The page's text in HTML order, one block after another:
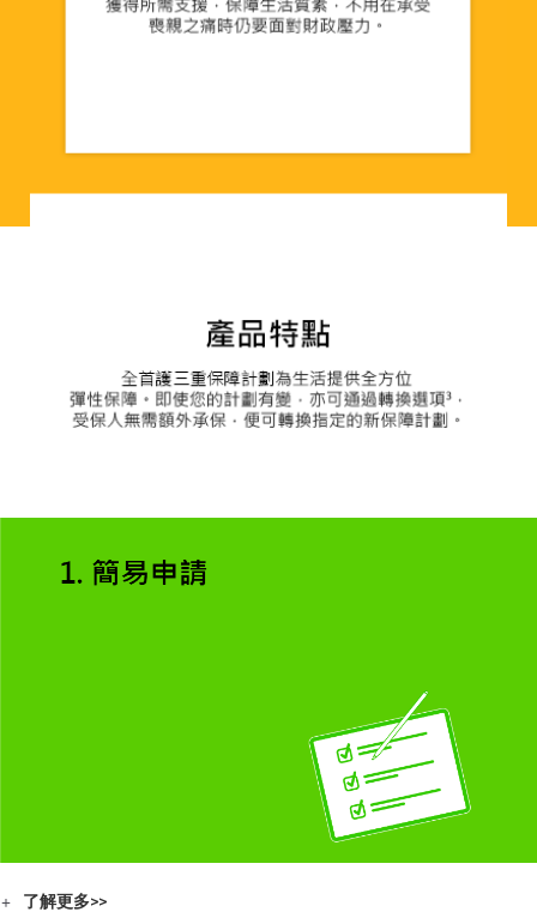
了解更多>>